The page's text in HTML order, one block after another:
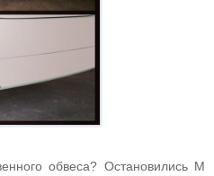
обвеса? Остановились M